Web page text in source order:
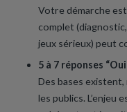
Votre démarche
complet
jeux sérieux) peut
5 à 7 réponses
Des bases
les publics. L’enjeu